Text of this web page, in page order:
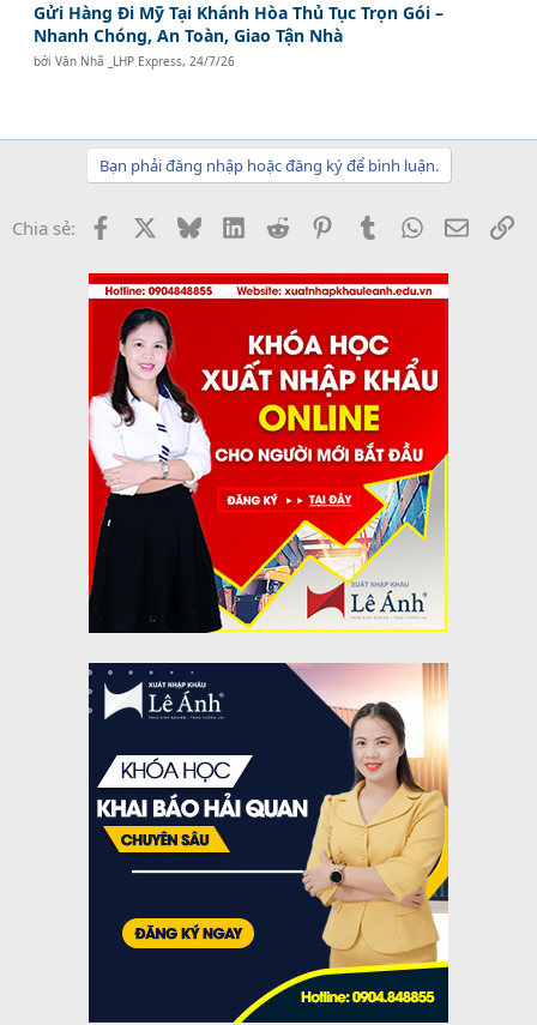
Gửi Hàng Đi Mỹ Tại Khánh Hòa Thủ Tục Trọn Gói –
Nhanh Chóng, An Toàn, Giao Tận Nhà
bởiVăn Nhã _LHP Express, 24/7/26
Bạn phải đăng nhập hoặc đăng ký để bình luận.
Chia sẻ: Facebook BlueskyLinkedInReddit PinterestTumblrWhatsApp
Email